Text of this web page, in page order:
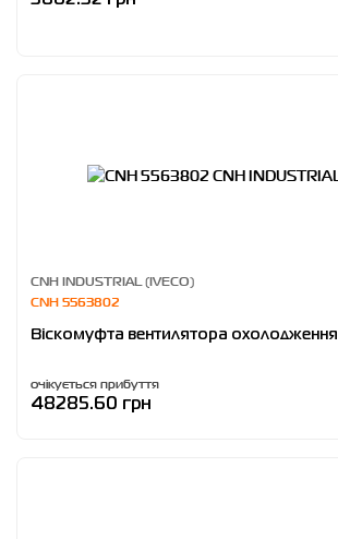
CNH INDUSTRIAL (IVECO)
CNH 5563802
Віскомуфта вентилятора охолодження
очікується прибуття
48285.60 грн